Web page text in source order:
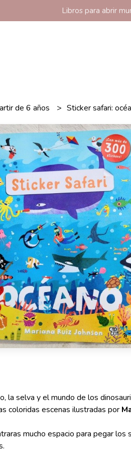
Libros para abrir
de 6 años Sticker safari:
la selva y el mundo de los
coloridas escenas ilustradas por
mucho espacio para pegar los